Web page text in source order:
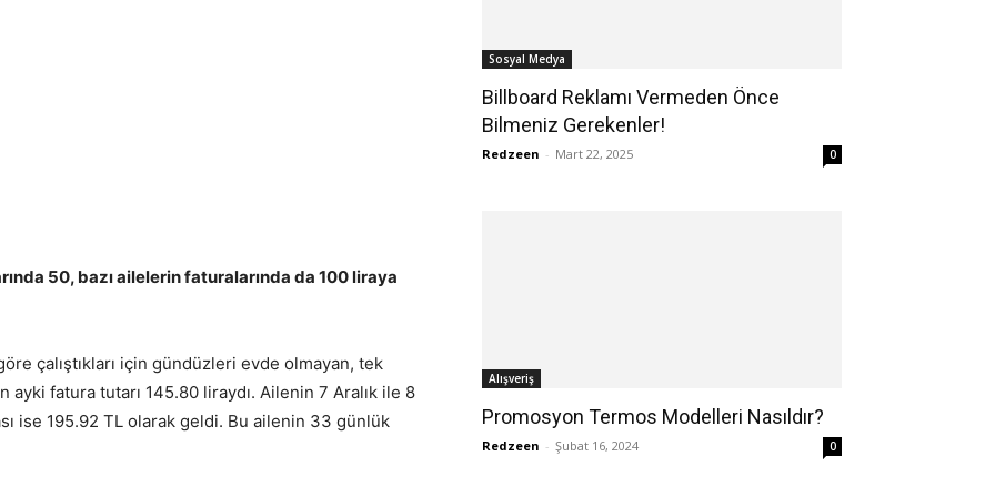
50, bazı ailelerin faturalarında da 100 liraya
çalıştıkları için gündüzleri evde olmayan, tek
fatura tutarı 145.80 liraydı. Ailenin 7 Aralık ile 8
ise 195.92 TL olarak geldi. Bu ailenin 33 günlük
Sosyal Medya
Billboard Reklamı Vermeden Önce
Bilmeniz Gerekenler!
Redzeen - Mart 22, 2025 0
Alışveriş
Promosyon Termos Modelleri Nasıldır?
Redzeen - Şubat 16, 2024 0